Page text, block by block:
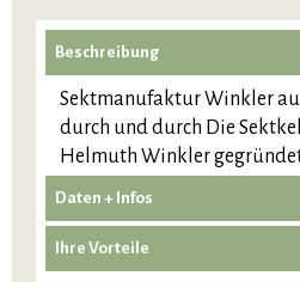
Beschreibung
Sektmanufaktur Winkler
durch und durch Die
Helmuth Winkler
Daten + Infos
Ihre Vorteile